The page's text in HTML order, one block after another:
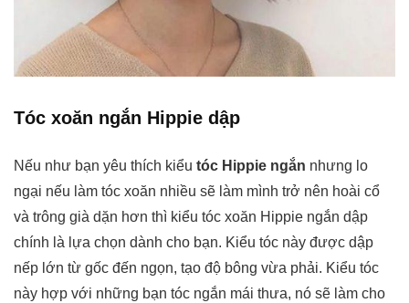
Tóc xoăn ngắn Hippie dập
Nếu như bạn yêu thích kiểu tóc Hippie ngắn nhưng lo
ngại nếu làm tóc xoăn nhiều sẽ làm mình trở nên hoài cổ
và trông già dặn hơn thì kiểu tóc xoăn Hippie ngắn dập
chính là lựa chọn dành cho bạn. Kiểu tóc này được dập
nếp lớn từ gốc đến ngọn, tạo độ bông vừa phải. Kiểu tóc
này hợp với những bạn tóc ngắn mái thưa, nó sẽ làm cho